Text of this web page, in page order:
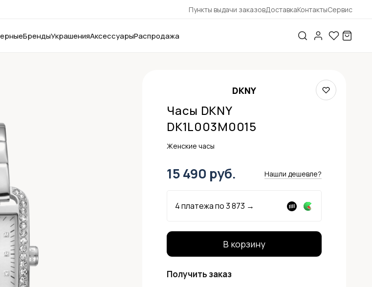
Пункты выдачи заказовДоставкаКонтактыСервис
БрендыУкрашенияАксессуарыРаспродажа
DKNY
Часы DKNY
DK1L003M0015
Женские часы
15 490 руб. Нашли дешевле?
4 платежа по3 873 →
В корзину
Получить заказ